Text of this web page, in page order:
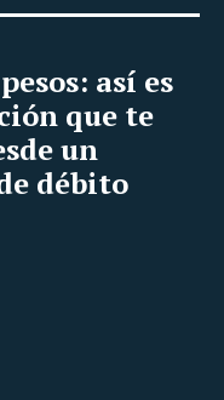
así es
que te
un
débito